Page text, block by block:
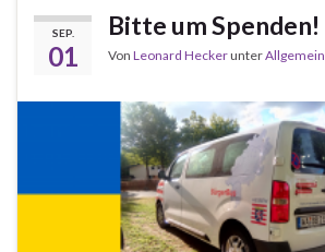
SEP.
01
Bitte um Spenden!
Von Leonard HeckerunterAllgemein